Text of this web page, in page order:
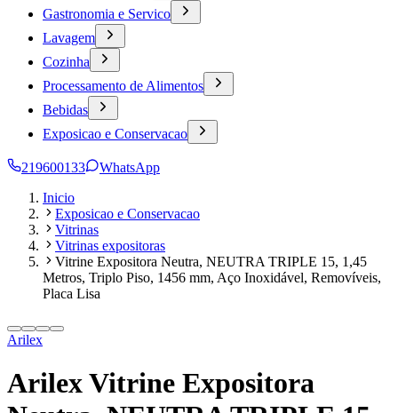
Gastronomia e Servico
Lavagem
Cozinha
Processamento de Alimentos
Bebidas
Exposicao e Conservacao
219600133
WhatsApp
Inicio
Exposicao e Conservacao
Vitrinas
Vitrinas expositoras
Vitrine Expositora Neutra, NEUTRA TRIPLE 15, 1,45
Metros, Triplo Piso, 1456 mm, Aço Inoxidável, Removíveis,
Placa Lisa
Arilex
Arilex Vitrine Expositora